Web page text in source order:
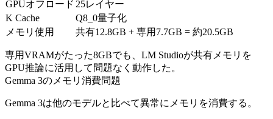
GPUオフロード 25レイヤー
K Cache
Q8_0量子化
メモリ使用
共有12.8GB + 専用7.7GB = 約20.5GB
専用VRAMがたった8GBでも、LM Studioが共有メモリを
GPU推論に活用して問題なく動作した。
Gemma 3のメモリ消費問題
Gemma 3は他のモデルと比べて異常にメモリを消費する。